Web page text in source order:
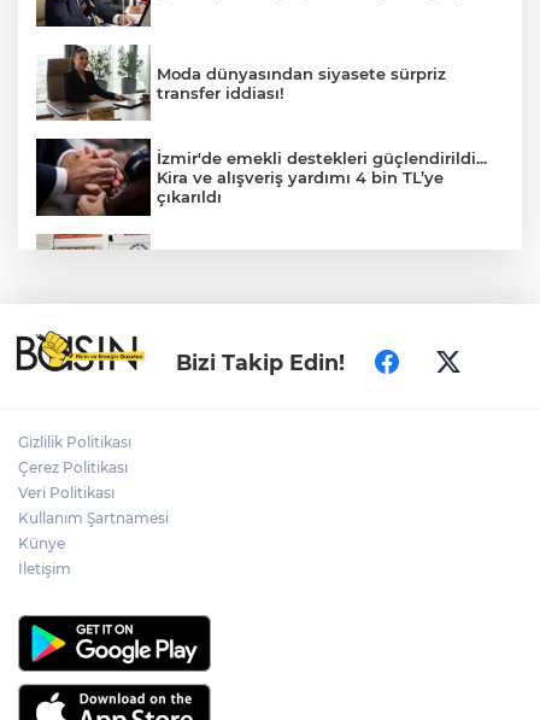
Moda dünyasından siyasete sürpriz
transfer iddiası!
İzmir'de emekli destekleri güçlendirildi...
Kira ve alışveriş yardımı 4 bin TL’ye
çıkarıldı
İpsala'da çeltik üretim maliyeti rekor
seviyede... 1 kilogram maliyeti 47,26 TL
Bizi Takip Edin!
Gizlilik Politikası
Çerez Politikası
Veri Politikası
Kullanım Şartnamesi
Künye
İletişim